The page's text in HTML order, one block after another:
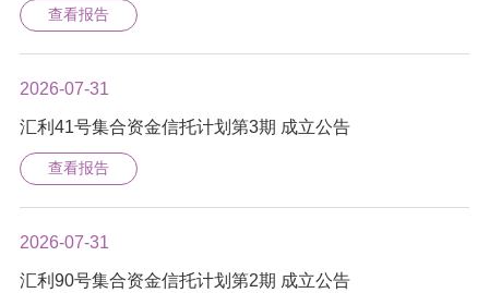
查看报告
2026-07-31
汇利41号集合资金信托计划第3期 成立公告
查看报告
2026-07-31
汇利90号集合资金信托计划第2期 成立公告